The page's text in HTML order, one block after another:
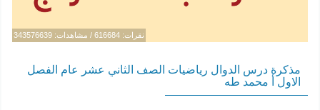
نقرات: 616684 / مشاهدات: 343576639
مذكرة درس الدوال رياضيات الصف الثاني عشر عام الفصل
الاول أ محمد طه